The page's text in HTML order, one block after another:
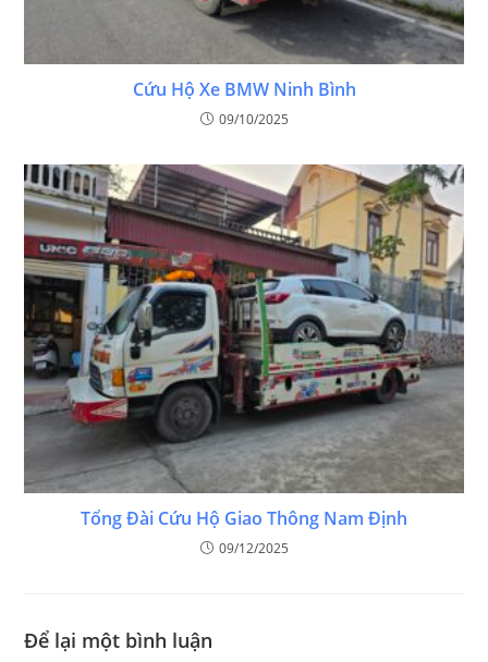
Cứu Hộ Xe BMW Ninh Bình
09/10/2025
Tổng Đài Cứu Hộ Giao Thông Nam Định
09/12/2025
Để lại một bình luận